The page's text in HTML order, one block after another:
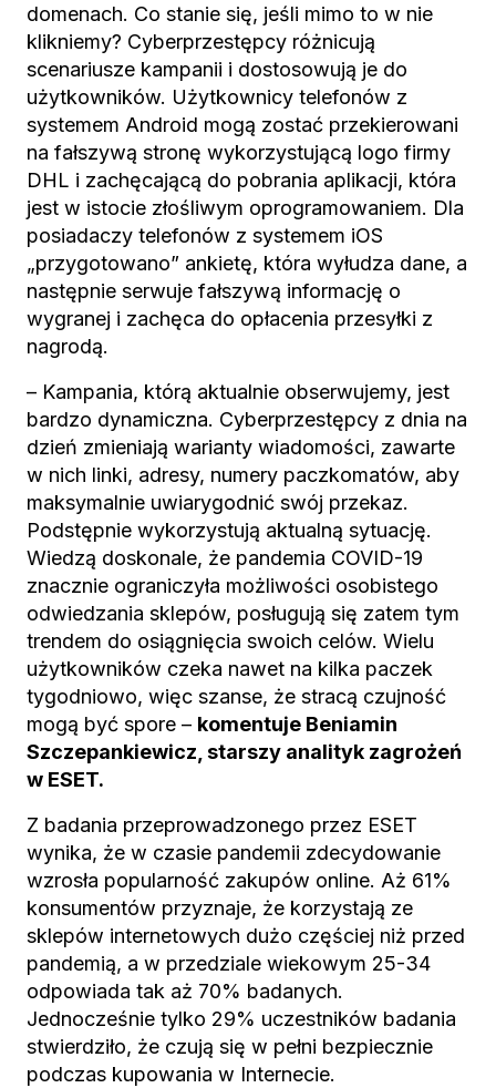
domenach. Co stanie się, jeśli mimo to w nie
klikniemy? Cyberprzestępcy różnicują
scenariusze kampanii i dostosowują je do
użytkowników. Użytkownicy telefonów z
systemem Android mogą zostać przekierowani
na fałszywą stronę wykorzystującą logo firmy
DHL i zachęcającą do pobrania aplikacji, która
jest w istocie złośliwym oprogramowaniem. Dla
posiadaczy telefonów z systemem iOS
„przygotowano” ankietę, która wyłudza dane, a
następnie serwuje fałszywą informację o
wygranej i zachęca do opłacenia przesyłki z
nagrodą.
– Kampania, którą aktualnie obserwujemy, jest
bardzo dynamiczna. Cyberprzestępcy z dnia na
dzień zmieniają warianty wiadomości, zawarte
w nich linki, adresy, numery paczkomatów, aby
maksymalnie uwiarygodnić swój przekaz.
Podstępnie wykorzystują aktualną sytuację.
Wiedzą doskonale, że pandemia COVID-19
znacznie ograniczyła możliwości osobistego
odwiedzania sklepów, posługują się zatem tym
trendem do osiągnięcia swoich celów. Wielu
użytkowników czeka nawet na kilka paczek
tygodniowo, więc szanse, że stracą czujność
mogą być spore – komentuje Beniamin
Szczepankiewicz, starszy analityk zagrożeń
w ESET.
Z badania przeprowadzonego przez ESET
wynika, że w czasie pandemii zdecydowanie
wzrosła popularność zakupów online. Aż 61%
konsumentów przyznaje, że korzystają ze
sklepów internetowych dużo częściej niż przed
pandemią, a w przedziale wiekowym 25-34
odpowiada tak aż 70% badanych.
Jednocześnie tylko 29% uczestników badania
stwierdziło, że czują się w pełni bezpiecznie
podczas kupowania w Internecie.